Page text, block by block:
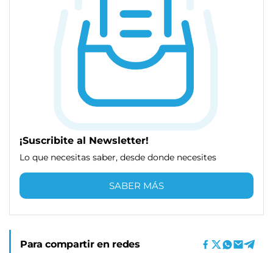
¡Suscribite al Newsletter!
Lo que necesitas saber, desde donde necesites
SABER MÁS
Para compartir en redes